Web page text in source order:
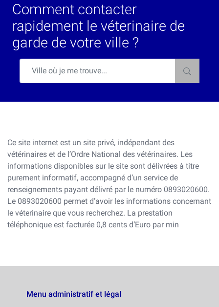
Comment contacter
rapidement le véterinaire de
garde de votre ville ?
Ce site internet est un site privé, indépendant des
vétérinaires et de l’Ordre National des vétérinaires. Les
informations disponibles sur le site sont délivrées à titre
purement informatif, accompagné d’un service de
renseignements payant délivré par le numéro 0893020600.
Le 0893020600 permet d’avoir les informations concernant
le véterinaire que vous recherchez. La prestation
téléphonique est facturée 0,8 cents d’Euro par min
Menu administratif et légal